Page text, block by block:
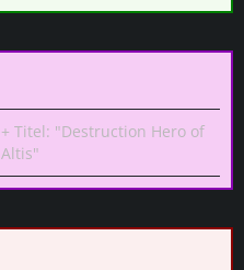
+ Titel: "Destruction Hero of
Altis"